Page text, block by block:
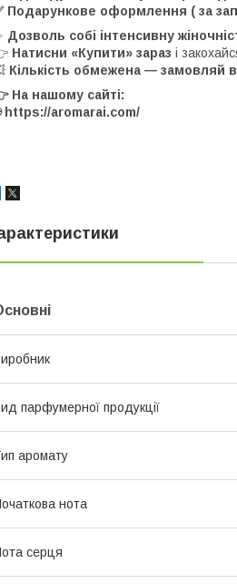
Подарункове оформлення ( за
Дозволь собі інтенсивну
Натисни «Купити» зараз і
Кількість обмежена — замовляй
На нашому сайті:
https://aromarai.com/
парфумерної продукції
аромату
нота
серця